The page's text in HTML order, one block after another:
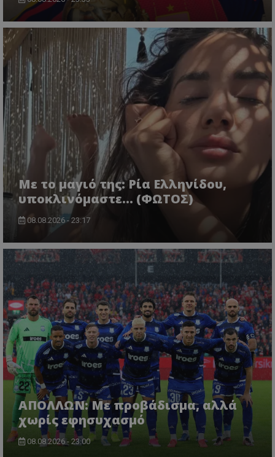
Με το μαγιό της: Ρία Ελληνίδου,
υποκλινόμαστε… (ΦΩΤΟΣ)
08.08.2026 - 23:17
ΑΠΟΛΛΩΝ: Με προβάδισμα, αλλά
χωρίς εφησυχασμό
08.08.2026 - 23:00